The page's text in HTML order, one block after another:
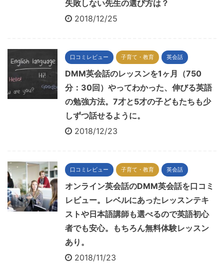
失敗しない先生の選び方は？
2018/12/25
口コミレビュー 子育て・教育 英会話
DMM英会話のレッスンを1ヶ月（750
分：30回）やってわかった、伸びる英語
の勉強方法。7才と5才の子どもたちも少
しずつ話せるように。
2018/12/23
口コミレビュー 子育て・教育 英会話
オンライン英会話のDMM英会話を口コミ
レビュー。レベルにあったレッスンテキ
ストや日本語講師も選べるので英語初心
者でも安心。もちろん無料体験レッスン
あり。
2018/11/23